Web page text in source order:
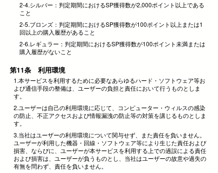
2-4.シルバー：判定期間におけるSP獲得数が2,000ポイント以上である
こと
2-5.ブロンズ：判定期間におけるSP獲得数が100ポイント以上または1
回以上の購入履歴があること
2-6.レギュラー：判定期間におけるSP獲得数が100ポイント未満または
購入履歴がないこと
第11条 利用環境
1.本サービスを利用するために必要なあらゆるハード・ソフトウェア等お
よび通信手段の整備は、ユーザーの負担と責任において行うものとしま
す。
2.ユーザーは自己の利用環境に応じて、コンピューター・ウィルスの感染
の防止、不正アクセスおよび情報漏洩の防止等の対策を講じるものとしま
す。
3.当社はユーザーの利用環境について関与せず、また責任を負いません。
ユーザーが利用した機器・回線・ソフトウェア等により生じた責任および
損害、ならびに、ユーザーが本サービスを利用する上での過誤による責任
および損害は、ユーザーが負うものとし、当社はユーザーの故意や過失の
有無を問わず、責任を負いません。